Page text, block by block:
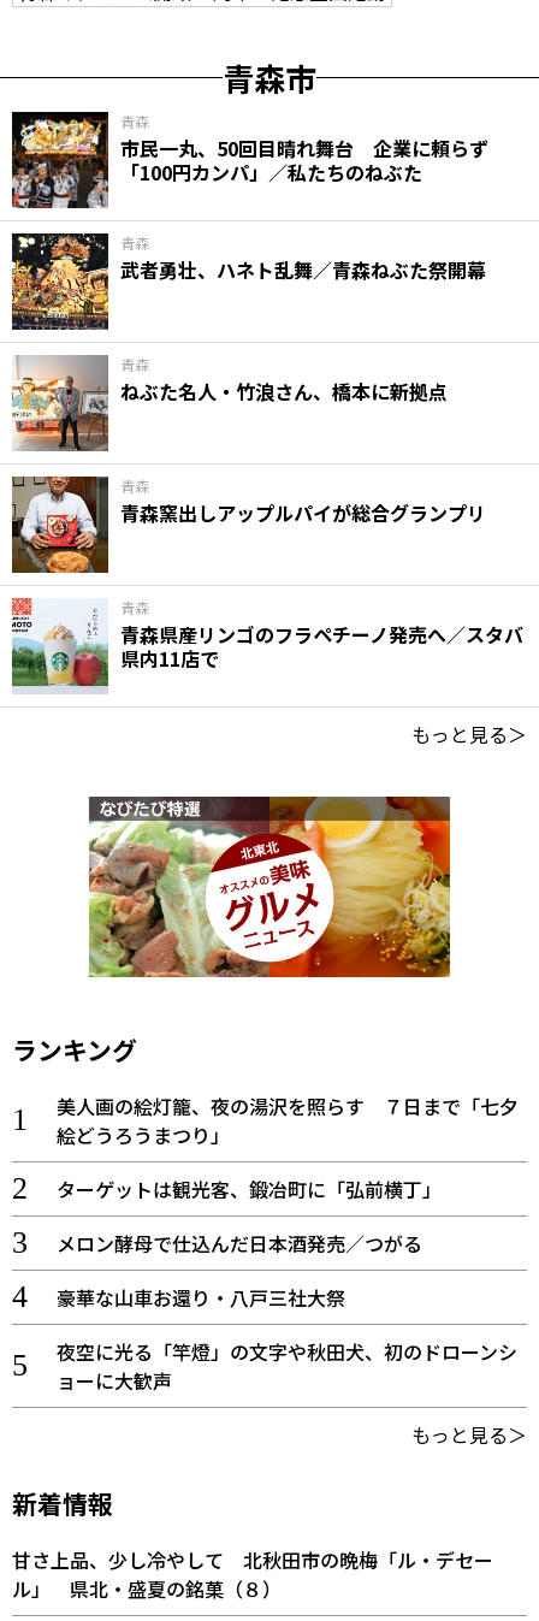
青森市
青森
市民一丸、50回目晴れ舞台 企業に頼らず
「100円カンパ」／私たちのねぶた
青森
武者勇壮、ハネト乱舞／青森ねぶた祭開幕
青森
ねぶた名人・竹浪さん、橋本に新拠点
青森
青森窯出しアップルパイが総合グランプリ
青森
青森県産リンゴのフラペチーノ発売へ／スタバ
県内11店で
もっと見る＞
ランキング
美人画の絵灯籠、夜の湯沢を照らす ７日まで「七夕
絵どうろうまつり」
ターゲットは観光客、鍛冶町に「弘前横丁」
メロン酵母で仕込んだ日本酒発売／つがる
豪華な山車お還り・八戸三社大祭
夜空に光る「竿燈」の文字や秋田犬、初のドローンシ
ョーに大歓声
もっと見る＞
新着情報
甘さ上品、少し冷やして 北秋田市の晩梅「ル・デセー
ル」 県北・盛夏の銘菓（８）